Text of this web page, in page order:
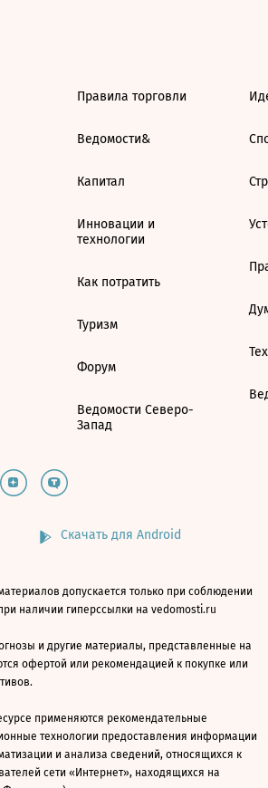
Правила торговли
Ведомости&
Капитал
Инновации и
технологии
Как потратить
Туризм
Форум
Ведомости Северо-
Запад
Скачать для Android
допускается только при соблюдении
наличии гиперссылки на vedomosti.ru
и другие материалы, представленные на
офертой или рекомендацией к покупке или
применяются рекомендательные
технологии предоставления информации
и анализа сведений, относящихся к
сети «Интернет», находящихся на